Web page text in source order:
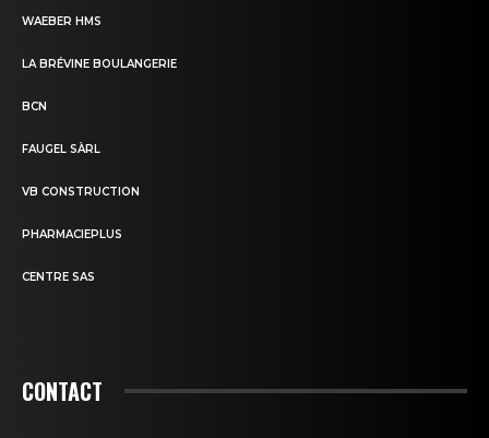
WAEBER HMS
LA BRÉVINE BOULANGERIE
BCN
FAUGEL SÀRL
VB CONSTRUCTION
PHARMACIEPLUS
CENTRE SAS
CONTACT